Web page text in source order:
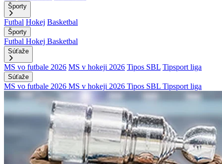
Športy
Futbal Hokej Basketbal
Športy
Futbal Hokej Basketbal
Súťaže
MS vo futbale 2026 MS v hokeji 2026 Tipos SBL Tipsport liga
Súťaže
MS vo futbale 2026 MS v hokeji 2026 Tipos SBL Tipsport liga